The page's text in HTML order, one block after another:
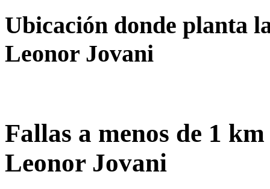
Ubicación donde planta
Leonor Jovani
Fallas a menos de 1
Leonor Jovani